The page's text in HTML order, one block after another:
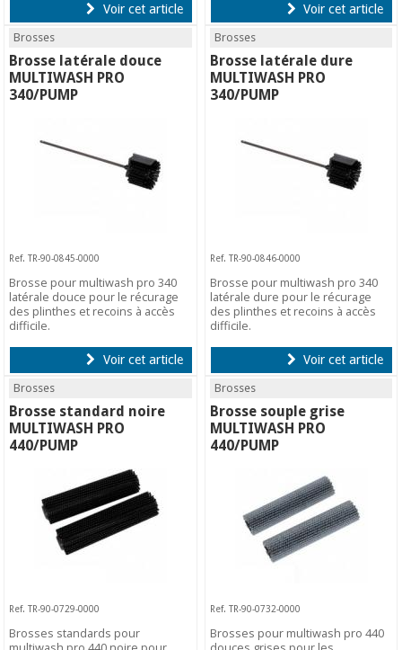
Voir cet article Voir cet article
Brosses
Brosse latérale douce
MULTIWASH PRO
340/PUMP
Ref. TR-90-0845-0000
Brosse pour multiwash pro 340
latérale douce pour le récurage
des plinthes et recoins à accès
difficile.
Voir cet article
Brosses
Brosse latérale dure
MULTIWASH PRO
340/PUMP
Ref. TR-90-0846-0000
Brosse pour multiwash pro 340
latérale dure pour le récurage
des plinthes et recoins à accès
difficile.
Voir cet article
Brosses
Brosse standard noire
MULTIWASH PRO
440/PUMP
Ref. TR-90-0729-0000
Brosses standards pour
Brosses
Brosse souple grise
MULTIWASH PRO
440/PUMP
Ref. TR-90-0732-0000
Brosses pour multiwash pro 440